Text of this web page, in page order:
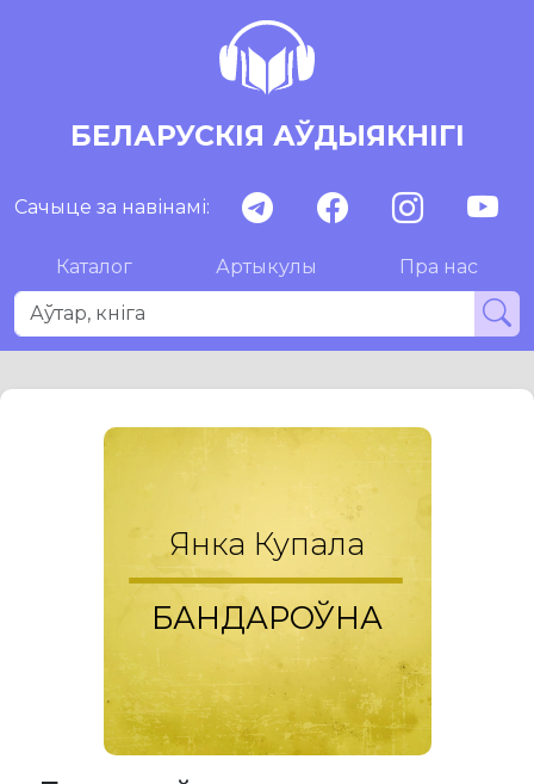
БЕЛАРУСКІЯ АЎДЫЯКНІГІ
Сачыце за навінамі:
Каталог Артыкулы Пра нас
Янка Купала
БАНДАРОЎНА